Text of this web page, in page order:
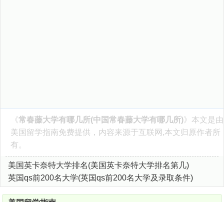
《常春藤大学有哪几所(中国常春藤大学有哪几所)》本文是由
美国留学指南免费提供，内容来源于互联网,本文归原作者所
有。
美国英卡奈特大学排名(美国英卡奈特大学排名第几)
英国qs前200名大学(英国qs前200名大学及录取条件)